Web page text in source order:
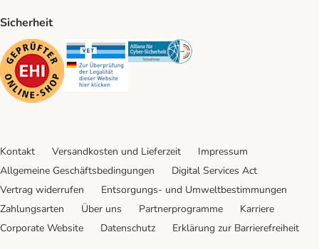
Sicherheit
Security Security Security
Kontakt Versandkosten und Lieferzeit
Impressum
Allgemeine Geschäftsbedingungen
Digital Services Act
Vertrag widerrufen
Entsorgungs- und Umweltbestimmungen
Zahlungsarten
Über uns Partnerprogramme
Karriere
Corporate Website
Datenschutz Erklärung zur Barrierefreiheit